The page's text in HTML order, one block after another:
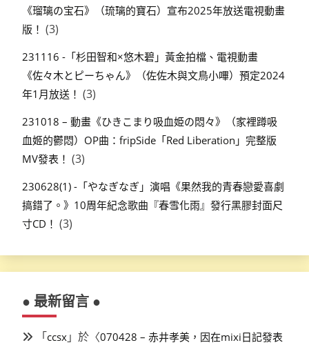
《瑠璃の宝石》（琉璃的寶石）宣布2025年放送電視動畫
版！ (3)
231116 -「杉田智和×悠木碧」黃金拍檔、電視動畫
《佐々木とピーちゃん》（佐佐木與文鳥小嗶）預定2024
年1月放送！ (3)
231018 – 動畫《ひきこまり吸血姫の悶々》（家裡蹲吸
血姬的鬱悶）OP曲：fripSide「Red Liberation」完整版
MV發表！ (3)
230628(1) -「やなぎなぎ」演唱《果然我的青春戀愛喜劇
搞錯了。》10周年紀念歌曲『春雪化雨』發行黑膠封面尺
寸CD！ (3)
● 最新留言 ●
「ccsx 」於〈070428 – 赤井孝美，因在mixi日記發表